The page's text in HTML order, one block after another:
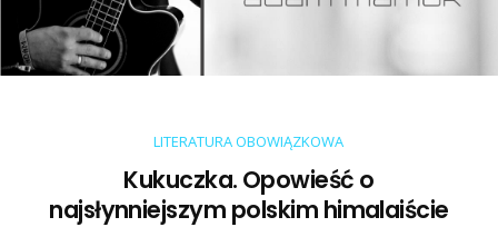
LITERATURA OBOWIĄZKOWA
Kukuczka. Opowieść o
najsłynniejszym polskim himalaiście